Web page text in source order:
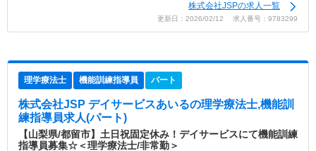
株式会社JSPの求人一覧
更新日：2026/02/12 求人番号：9783299
理学療法士 機能訓練指導員 パート
株式会社JSP デイサービスあいるの理学療法士,機能訓
練指導員求人(パート)
【山梨県/都留市】土日祝固定休み！デイサービスにて機能訓練
指導員募集☆＜理学療法士/非常勤＞